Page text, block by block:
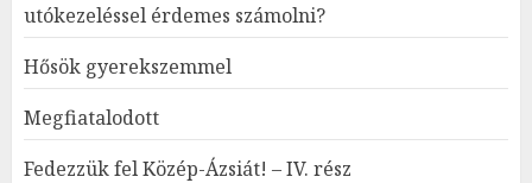
utókezeléssel érdemes számolni?
Hősök gyerekszemmel
Megfiatalodott
Fedezzük fel Közép-Ázsiát! – IV. rész